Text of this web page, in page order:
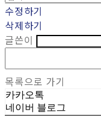
수정하기
삭제하기
글쓴이
목록으로 가기
카카오톡
네이버 블로그